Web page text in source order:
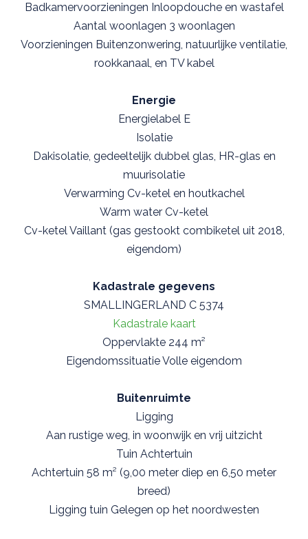
Badkamervoorzieningen Inloopdouche en wastafel
Aantal woonlagen 3 woonlagen
Voorzieningen Buitenzonwering, natuurlijke ventilatie,
rookkanaal, en TV kabel
Energie
Energielabel E
Isolatie
Dakisolatie, gedeeltelijk dubbel glas, HR-glas en
muurisolatie
Verwarming Cv-ketel en houtkachel
Warm water Cv-ketel
Cv-ketel Vaillant (gas gestookt combiketel uit 2018,
eigendom)
Kadastrale gegevens
SMALLINGERLAND C 5374
Kadastrale kaart
Oppervlakte 244 m²
Eigendomssituatie Volle eigendom
Buitenruimte
Ligging
Aan rustige weg, in woonwijk en vrij uitzicht
Tuin Achtertuin
Achtertuin 58 m² (9,00 meter diep en 6,50 meter
breed)
Ligging tuin Gelegen op het noordwesten